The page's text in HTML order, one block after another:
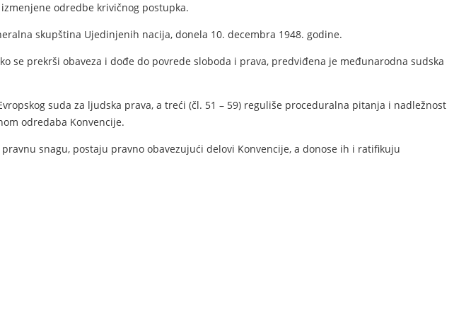
odredbe krivičnog postupka.
skupština Ujedinjenih nacija, donela 10. decembra 1948. godine.
se prekrši obaveza i dođe do povrede sloboda i prava, predviđena je međunarodna sudska
suda za ljudska prava, a treći (čl. 51 – 59) reguliše proceduralna pitanja i nadležnost
odredaba Konvencije.
snagu, postaju pravno obavezujući delovi Konvencije, a donose ih i ratifikuju